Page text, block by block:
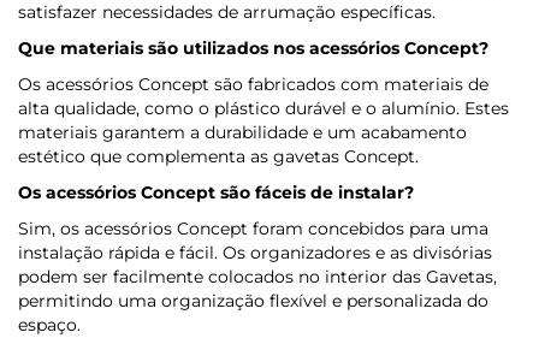
satisfazer necessidades de arrumação específicas.
Que materiais são utilizados nos acessórios Concept?
Os acessórios Concept são fabricados com materiais de
alta qualidade, como o plástico durável e o alumínio. Estes
materiais garantem a durabilidade e um acabamento
estético que complementa as gavetas Concept.
Os acessórios Concept são fáceis de instalar?
Sim, os acessórios Concept foram concebidos para uma
instalação rápida e fácil. Os organizadores e as divisórias
podem ser facilmente colocados no interior das Gavetas,
permitindo uma organização flexível e personalizada do
espaço.